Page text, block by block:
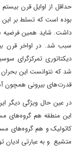
حداقل از اوایل قرن
بوده است که تسلط بر این
داشت. شاید همین فرضیه
سبب شد. در اواخر قرن
دیکتاتوری تمرکزگرای
شد که نتوانست این بحران
قدرت‌های بیرونی همچون
در عین حال ویژگی دیگر
این منطقه هم گروه‌های
کاتولیک و هم گروه‌های
متشیع و به عبارتی ادیان